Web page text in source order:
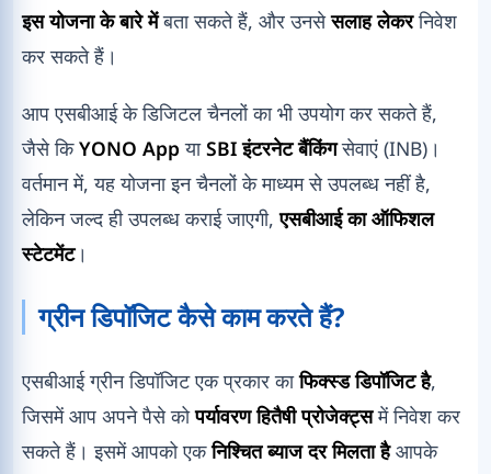
इस योजना के बारे मेंबता सकते हैं, और उनसेसलाह लेकरनिवेश
कर सकते हैं।
आप एसबीआई के डिजिटल चैनलों का भी उपयोग कर सकते हैं,
जैसे किYONO App याSBI इंटरनेट बैंकिंगसेवाएं (INB)।
वर्तमान में, यह योजना इन चैनलों के माध्यम से उपलब्ध नहीं है,
लेकिन जल्द ही उपलब्ध कराई जाएगी,एसबीआई का ऑफिशल
स्टेटमेंट।
ग्रीन डिपॉजिट कैसे काम करते हैं?
एसबीआई ग्रीन डिपॉजिट एक प्रकार काफिक्स्ड डिपॉजिट है,
जिसमें आप अपने पैसे कोपर्यावरण हितैषी प्रोजेक्ट्समें निवेश कर
सकते हैं। इसमें आपको एकनिश्चित ब्याज दर मिलता हैआपके